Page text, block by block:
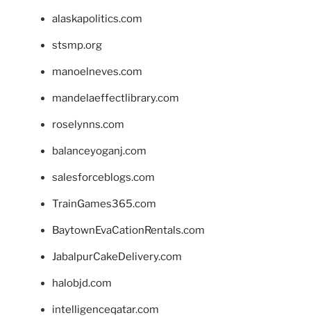
alaskapolitics.com
stsmp.org
manoelneves.com
mandelaeffectlibrary.com
roselynns.com
balanceyoganj.com
salesforceblogs.com
TrainGames365.com
BaytownEvaCationRentals.com
JabalpurCakeDelivery.com
halobjd.com
intelligenceqatar.com